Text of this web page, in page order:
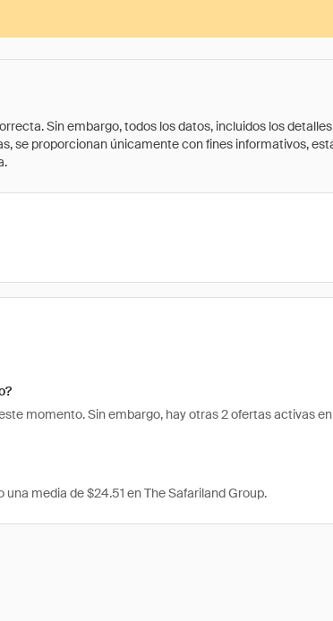
Sin embargo, todos los datos, incluidos los
se proporcionan únicamente con fines informativos,
momento. Sin embargo, hay otras 2 ofertas activas
media de $24.51 en The Safariland Group.